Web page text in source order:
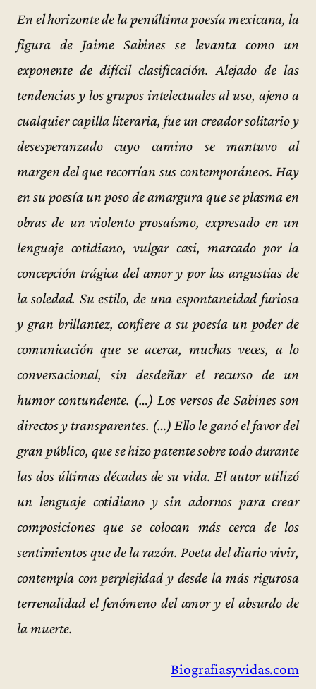
En el horizonte de la penúltima poesía mexicana, la
figura de Jaime Sabines se levanta como un
exponente de difícil clasificación. Alejado de las
tendencias y los grupos intelectuales al uso, ajeno a
cualquier capilla literaria, fue un creador solitario y
desesperanzado cuyo camino se mantuvo al
margen del que recorrían sus contemporáneos. Hay
en su poesía un poso de amargura que se plasma en
obras de un violento prosaísmo, expresado en un
lenguaje cotidiano, vulgar casi, marcado por la
concepción trágica del amor y por las angustias de
la soledad. Su estilo, de una espontaneidad furiosa
y gran brillantez, confiere a su poesía un poder de
comunicación que se acerca, muchas veces, a lo
conversacional, sin desdeñar el recurso de un
humor contundente. (…) Los versos de Sabines son
directos y transparentes. (…) Ello le ganó el favor del
gran público, que se hizo patente sobre todo durante
las dos últimas décadas de su vida. El autor utilizó
un lenguaje cotidiano y sin adornos para crear
composiciones que se colocan más cerca de los
sentimientos que de la razón. Poeta del diario vivir,
contempla con perplejidad y desde la más rigurosa
terrenalidad el fenómeno del amor y el absurdo de
la muerte.
Biografiasyvidas.com